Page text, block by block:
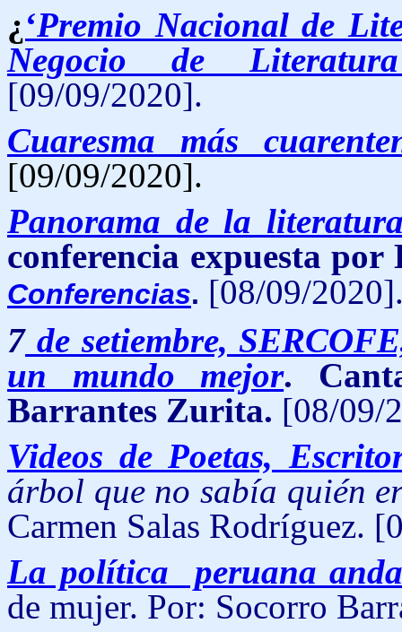
¿‘Premio Nacional de
Negocio de
[09/09/2020].
Cuaresma más
[09/09/2020].
Panorama de la
conferencia expuesta
Conferencias. [08/09/
7de setiembre,
un mundo mejor.
Barrantes Zurita. [08/09/
Videos de Poetas,
árbol que no sabía quién
Carmen Salas Rodríguez.
La política peruana
de mujer. Por: Socorro